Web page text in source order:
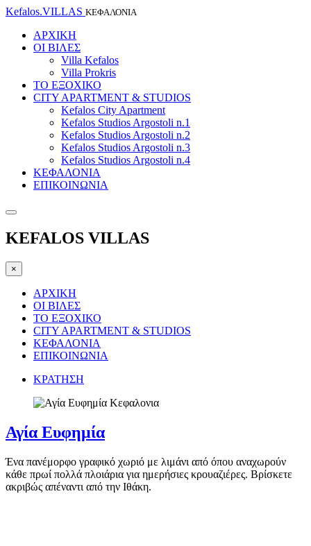
Kefalos.VILLAS ΚΕΦΑΛΟΝΙΑ
ΑΡΧΙΚΗ
ΟΙ ΒΙΛΕΣ
Villa Kefalos
Villa Prokris
ΤΟ ΕΞΟΧΙΚΟ
CITY APARTMENT & STUDIOS
Kefalos City Apartment
Kefalos Studios Argostoli n.1
Kefalos Studios Argostoli n.2
Kefalos Studios Argostoli n.3
Kefalos Studios Argostoli n.4
ΚΕΦΑΛΟΝΙΑ
ΕΠΙΚΟΙΝΩΝΙΑ
KEFALOS VILLAS
×
ΑΡΧΙΚΗ
ΟΙ ΒΙΛΕΣ
ΤΟ ΕΞΟΧΙΚΟ
CITY APARTMENT & STUDIOS
ΚΕΦΑΛΟΝΙΑ
ΕΠΙΚΟΙΝΩΝΙΑ
ΚΡΑΤΗΣΗ
Αγία Ευφημία
Ένα πανέμορφο γραφικό χωριό με λιμάνι από όπου αναχωρούν
κάθε πρωί πολλά πλοιάρια για ημερήσιες κρουαζιέρες. Βρίσκετε
ακριβώς απέναντι από την Ιθάκη.